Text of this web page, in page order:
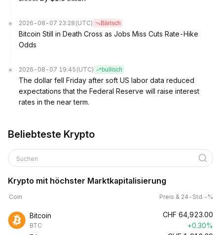
2026-08-07 23:28 (UTC) Bärisch
Bitcoin Still in Death Cross as Jobs Miss Cuts Rate-Hike
Odds
2026-08-07 19:45 (UTC) bullisch
The dollar fell Friday after soft US labor data reduced
expectations that the Federal Reserve will raise interest
rates in the near term.
Beliebteste Krypto
Suchen
Krypto mit höchster Marktkapitalisierung
Coin Preis & 24-Std.-%
Bitcoin
BTC
CHF 64,923.00
+0.30%